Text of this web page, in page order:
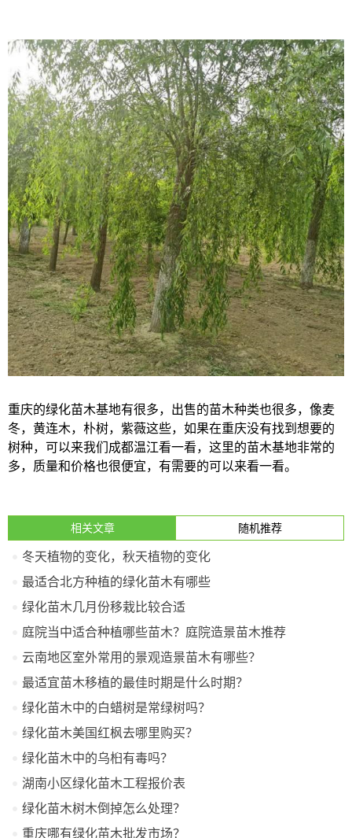
重庆的绿化苗木基地有很多，出售的苗木种类也很多，像麦
冬，黄连木，朴树，紫薇这些，如果在重庆没有找到想要的
树种，可以来我们成都温江看一看，这里的苗木基地非常的
多，质量和价格也很便宜，有需要的可以来看一看。
相关文章 随机推荐
冬天植物的变化，秋天植物的变化
最适合北方种植的绿化苗木有哪些
绿化苗木几月份移栽比较合适
庭院当中适合种植哪些苗木？庭院造景苗木推荐
云南地区室外常用的景观造景苗木有哪些？
最适宜苗木移植的最佳时期是什么时期？
绿化苗木中的白蜡树是常绿树吗？
绿化苗木美国红枫去哪里购买？
绿化苗木中的乌桕有毒吗？
湖南小区绿化苗木工程报价表
绿化苗木树木倒掉怎么处理？
重庆哪有绿化苗木批发市场？